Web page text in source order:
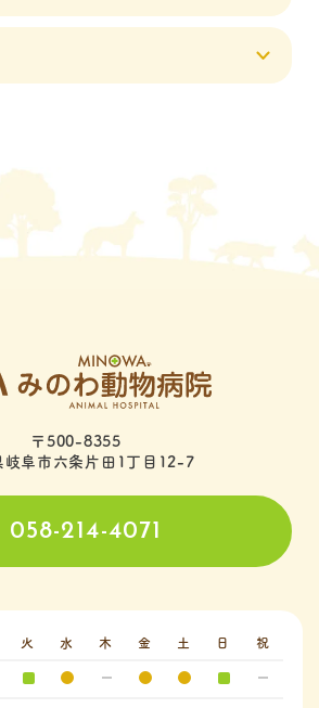
〒500-8355
岐阜市六条片田1丁目12-7
058-214-4071
火 水 木 金 土 日 祝